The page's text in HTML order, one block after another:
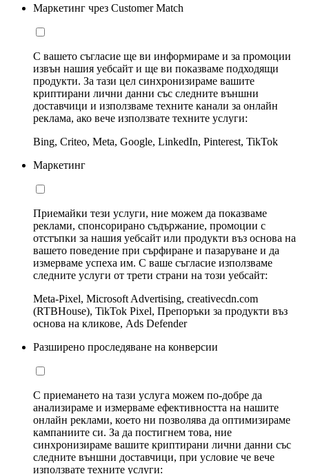
Маркетинг чрез Customer Match
С вашето съгласие ще ви информираме и за промоции
извън нашия уебсайт и ще ви показваме подходящи
продукти. За тази цел синхронизираме вашите
криптирани лични данни със следните външни
доставчици и използваме техните канали за онлайн
реклама, ако вече използвате техните услуги:
Bing, Criteo, Meta, Google, LinkedIn, Pinterest, TikTok
Маркетинг
Приемайки тези услуги, ние можем да показваме
реклами, спонсорирано съдържание, промоции с
отстъпки за нашия уебсайт или продукти въз основа на
вашето поведение при сърфиране и пазаруване и да
измерваме успеха им. С ваше съгласие използваме
следните услуги от трети страни на този уебсайт:
Meta-Pixel, Microsoft Advertising, creativecdn.com
(RTBHouse), TikTok Pixel, Препоръки за продукти въз
основа на кликове, Ads Defender
Разширено проследяване на конверсии
С приемането на тази услуга можем по-добре да
анализираме и измерваме ефективността на нашите
онлайн реклами, което ни позволява да оптимизираме
кампаниите си. За да постигнем това, ние
синхронизираме вашите криптирани лични данни със
следните външни доставчици, при условие че вече
използвате техните услуги: